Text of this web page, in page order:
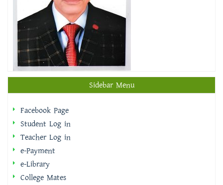
Sidebar Menu
Facebook Page
Student Log in
Teacher Log in
e-Payment
e-Library
College Mates